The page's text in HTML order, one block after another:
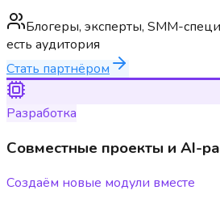
Блогеры, эксперты, SMM-
есть аудитория
Стать партнёром
Разработка
Совместные проекты и AI-
Создаём новые модули вместе